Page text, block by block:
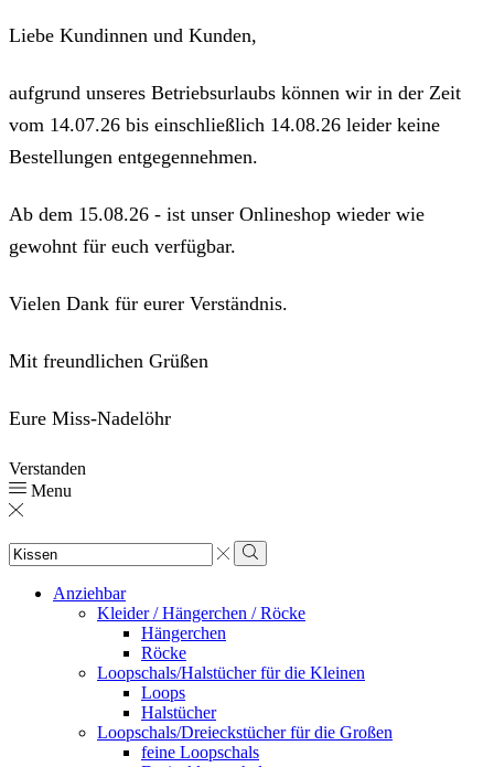
Liebe Kundinnen und Kunden,
aufgrund unseres Betriebsurlaubs können wir in der Zeit
vom 14.07.26 bis einschließlich 14.08.26 leider keine
Bestellungen entgegennehmen.
Ab dem 15.08.26 - ist unser Onlineshop wieder wie
gewohnt für euch verfügbar.
Vielen Dank für eurer Verständnis.
Mit freundlichen Grüßen
Eure Miss-Nadelöhr
Verstanden
Menu
Sucheingabe
Suche
Anziehbar
Kleider / Hängerchen / Röcke
Hängerchen
Röcke
Loopschals/Halstücher für die Kleinen
Loops
Halstücher
Loopschals/Dreieckstücher für die Großen
feine Loopschals